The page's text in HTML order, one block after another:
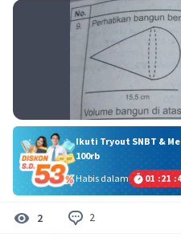
Ikuti Tryout SNBT &
100rb
Habis dalam
01 :21 :
2 2